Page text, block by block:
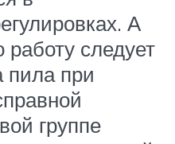
А
следует
пила при
группе